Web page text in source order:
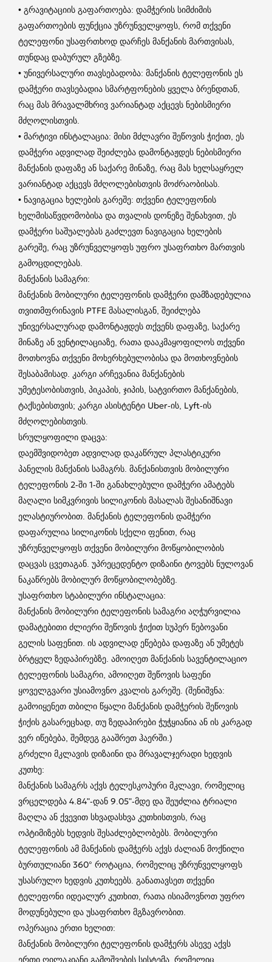
• გრავიტაციის გაფართოება: დამჭერის სიმძიმის
გაფართოების ფუნქცია უზრუნველყოფს, რომ თქვენი
ტელეფონი უსაფრთხოდ დარჩეს მანქანის მართვისას,
თუნდაც დაბურულ გზებზე.
• უნივერსალური თავსებადობა: მანქანის ტელეფონის ეს
დამჭერი თავსებადია სმარტფონების ყველა ბრენდთან,
რაც მას მრავალმხრივ ვარიანტად აქცევს ნებისმიერი
მძღოლისთვის.
• მარტივი ინსტალაცია: მისი მძლავრი შეწოვის ჭიქით, ეს
დამჭერი ადვილად შეიძლება დამონტაჟდეს ნებისმიერი
მანქანის დაფაზე ან საქარე მინაზე, რაც მას ხელსაყრელ
ვარიანტად აქცევს მძღოლებისთვის მოძრაობისას.
• ნავიგაცია ხელების გარეშე: თქვენი ტელეფონის
ხელმისაწვდომობისა და თვალის დონეზე შენახვით, ეს
დამჭერი საშუალებას გაძლევთ ნავიგაცია ხელების
გარეშე, რაც უზრუნველყოფს უფრო უსაფრთხო მართვის
გამოცდილებას.
მანქანის სამაგრი:
მანქანის მობილური ტელეფონის დამჭერი დამზადებულია
თვითმფრინავის PTFE მასალისგან, შეიძლება
უნივერსალურად დამონტაჟდეს თქვენს დაფაზე, საქარე
მინაზე ან ვენტილაციაზე, რათა დააკმაყოფილოს თქვენი
მოთხოვნა თქვენი მოხერხებულობისა და მოთხოვნების
შესაბამისად. კარგი არჩევანია მანქანების
უმეტესობისთვის, პიკაპის, ჯიპის, სატვირთო მანქანების,
ტაქსებისთვის; კარგი ასისტენტი Uber-ის, Lyft-ის
მძღოლებისთვის.
სრულყოფილი დაცვა:
დაემშვიდობეთ ადვილად დაკაწრულ პლასტიკური
პანელის მანქანის სამაგრს. მანქანისთვის მობილური
ტელეფონის 2-ში 1-ში განახლებული დამჭერი ამატებს
მაღალი სიმკვრივის სილიკონის მასალას შესანიშნავი
ელასტიურობით. მანქანის ტელეფონის დამჭერი
დაფარულია სილიკონის სქელი ფენით, რაც
უზრუნველყოფს თქვენი მობილური მოწყობილობის
დაცვას ცვეთაგან. უპრეცედენტო დიზაინი ტოვებს ნულოვან
ნაკაწრებს მობილურ მოწყობილობებზე.
უსაფრთხო სტაბილური ინსტალაცია:
მანქანის მობილური ტელეფონის სამაგრი აღჭურვილია
დამატებითი ძლიერი შეწოვის ჭიქით სუპერ წებოვანი
გელის საფენით. ის ადვილად ეწებება დაფაზე ან უმეტეს
ბრტყელ ზედაპირებზე. ამოიღეთ მანქანის სავენტილაციო
ტელეფონის სამაგრი, ამოიღეთ შეწოვის საფენი
ყოველგვარი უსიამოვნო კვალის გარეშე. (შენიშვნა:
გამოიყენეთ თბილი წყალი მანქანის დამჭერის შეწოვის
ჭიქის გასარეცხად, თუ ზედაპირები ჭუჭყიანია ან ის კარგად
ვერ იწებება, შემდეგ გააშრეთ ჰაერში.)
გრძელი მკლავის დიზაინი და მრავალჯერადი ხედვის
კუთხე:
მანქანის სამაგრს აქვს ტელესკოპური მკლავი, რომელიც
ვრცელდება 4.84"-დან 9.05"-მდე და შეუძლია ტრიალი
მაღლა ან ქვევით სხვადასხვა კუთხისთვის, რაც
ოპტიმიზებს ხედვის შესაძლებლობებს. მობილური
ტელეფონის ამ მანქანის დამჭერს აქვს ძალიან მოქნილი
ბურთულიანი 360° როტაცია, რომელიც უზრუნველყოფს
უსასრულო ხედვის კუთხეებს. განათავსეთ თქვენი
ტელეფონი იდეალურ კუთხით, რათა ისიამოვნოთ უფრო
მოდუნებული და უსაფრთხო მგზავრობით.
ოპერაცია ერთი ხელით:
მანქანის მობილური ტელეფონის დამჭერს ასევე აქვს
ერთი ღილაკიანი გამოშვების სისტემა, რომელიც